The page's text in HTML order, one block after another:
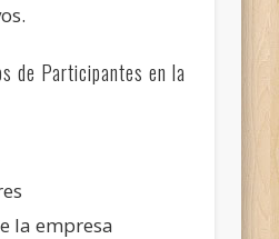
de Participantes en la
la empresa